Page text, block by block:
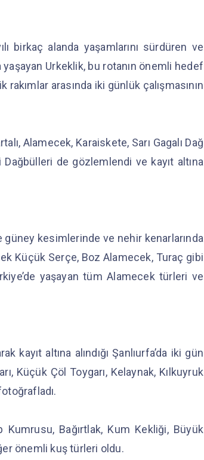
birkaç alanda yaşamlarını sürdüren ve
Urkeklik, bu rotanın önemli hedef
arasında iki günlük çalışmasının
Alamecek, Karaiskete, Sarı Gagalı Dağ
de gözlemlendi ve kayıt altına
güney kesimlerinde ve nehir kenarlarında
Küçük Serçe, Boz Alamecek, Turaç gibi
yaşayan tüm Alamecek türleri ve
altına alındığı Şanlıurfa’da iki gün
Küçük Çöl Toygarı, Kelaynak, Kılkuyruk
Kumrusu, Bağırtlak, Kum Kekliği, Büyük
önemli kuş türleri oldu.